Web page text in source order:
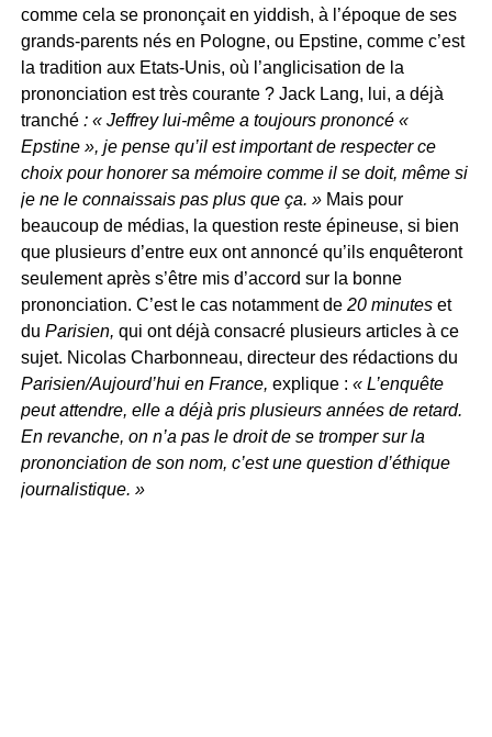
comme cela se prononçait en yiddish, à l’époque de ses
grands-parents nés en Pologne, ou Epstine, comme c’est
la tradition aux Etats-Unis, où l’anglicisation de la
prononciation est très courante ? Jack Lang, lui, a déjà
tranché: « Jeffrey lui-même a toujours prononcé «
Epstine », je pense qu’il est important de respecter ce
choix pour honorer sa mémoire comme il se doit, même si
je ne le connaissais pas plus que ça. » Mais pour
beaucoup de médias, la question reste épineuse, si bien
que plusieurs d’entre eux ont annoncé qu’ils enquêteront
seulement après s’être mis d’accord sur la bonne
prononciation. C’est le cas notamment de 20 minuteset
du Parisien, qui ont déjà consacré plusieurs articles à ce
sujet. Nicolas Charbonneau, directeur des rédactions du
Parisien/Aujourd’hui en France, explique : « L’enquête
peut attendre, elle a déjà pris plusieurs années de retard.
En revanche, on n’a pas le droit de se tromper sur la
prononciation de son nom, c’est une question d’éthique
journalistique. »